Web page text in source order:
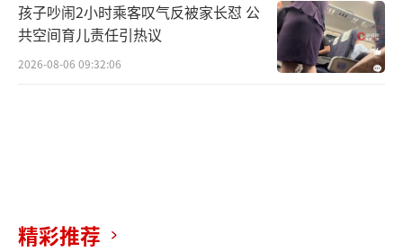
孩子吵闹2小时乘客叹气反被家长怼 公
共空间育儿责任引热议
2026-08-06 09:32:06
精彩推荐